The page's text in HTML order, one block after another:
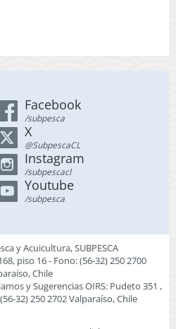
Facebook
/subpesca
X
@SubpescaCL
Instagram
/subpescacl
Youtube
/subpesca
y Acuicultura, SUBPESCA
piso 16 - Fono: (56-32) 250 2700
Chile
y Sugerencias OIRS: Pudeto 351 ,
32) 250 2702 Valparaíso, Chile